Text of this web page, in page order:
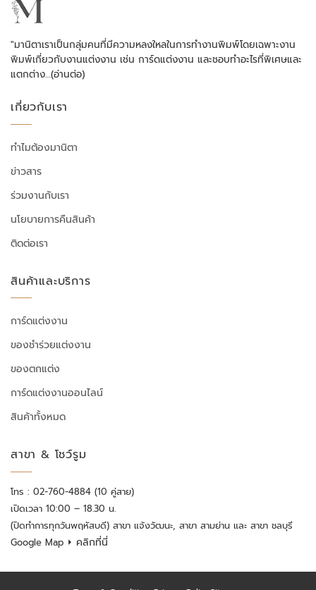
"มานิตาเราเป็นกลุ่มคนที่มีความหลงใหลในการทำงานพิมพ์โดยเฉพาะงาน
พิมพ์เกี่ยวกับงานแต่งงาน เช่น การ์ดแต่งงาน และชอบทำอะไรที่พิเศษและ
แตกต่าง…(อ่านต่อ)
เกี่ยวกับเรา
ทำไมต้องมานิตา
ข่าวสาร
ร่วมงานกับเรา
นโยบายการคืนสินค้า
ติดต่อเรา
สินค้าและบริการ
การ์ดแต่งงาน
ของชำร่วยแต่งงาน
ของตกแต่ง
การ์ดแต่งงานออนไลน์
สินค้าทั้งหมด
สาขา & โชว์รูม
โทร : 02-760-4884 (10 คู่สาย)
เปิดเวลา 10:00 – 18.30 น.
(ปิดทำการทุกวันพฤหัสบดี) สาขา แจ้งวัฒนะ, สาขา สามย่าน และ สาขา ชลบุรี
Google Map ⏵ คลิกที่นี่